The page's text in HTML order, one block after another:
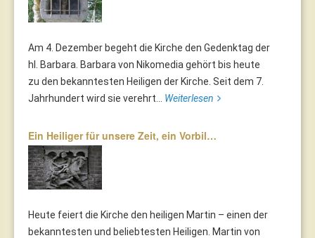
Am 4. Dezember begeht die Kirche den Gedenktag der
hl. Barbara. Barbara von Nikomedia gehört bis heute
zu den bekanntesten Heiligen der Kirche. Seit dem 7.
Jahrhundert wird sie verehrt... Weiterlesen
Ein Heiliger für unsere Zeit, ein Vorbil…
Heute feiert die Kirche den heiligen Martin – einen der
bekanntesten und beliebtesten Heiligen. Martin von